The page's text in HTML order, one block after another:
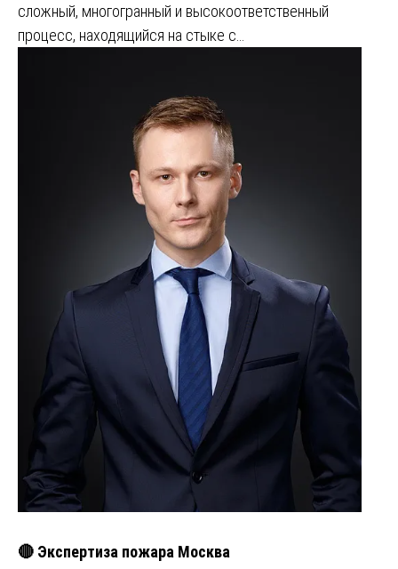
сложный, многогранный и высокоответственный
процесс, находящийся на стыке с…
🔴 Экспертиза пожара Москва